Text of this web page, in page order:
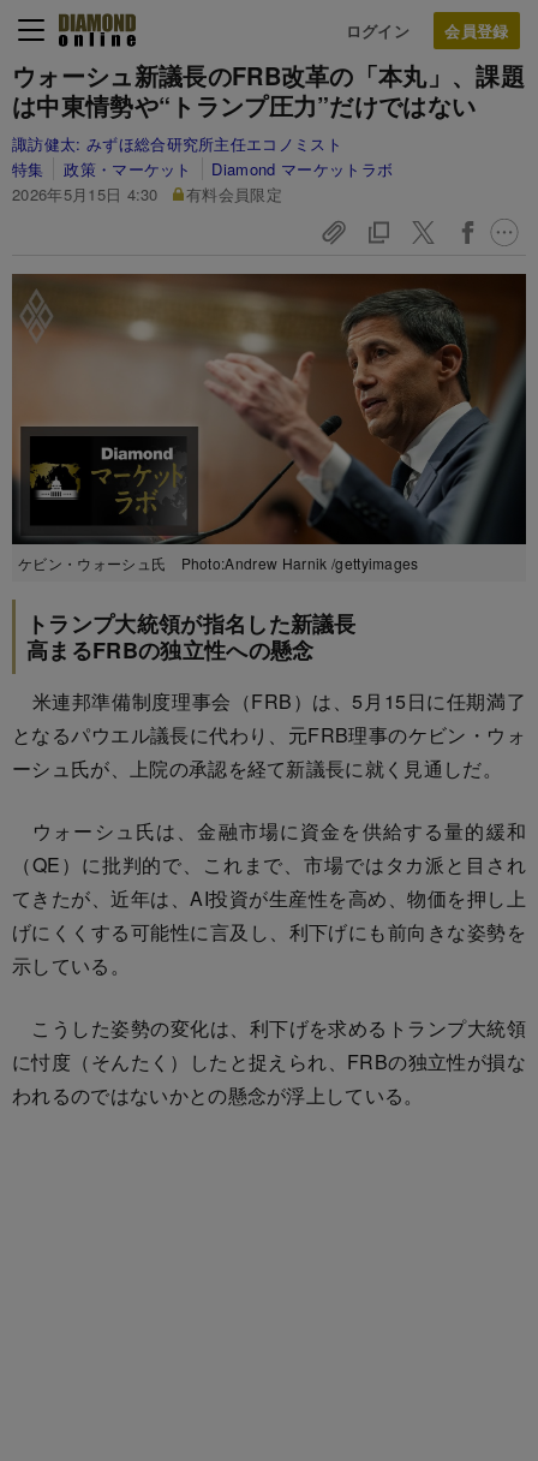
ログイン
ウォーシュ新議長のFRB改革の「本丸」、課題
は中東情勢や“トランプ圧力”だけではない
諏訪健太: みずほ総合研究所主任エコノミスト
特集
政策・マーケット
Diamond マーケットラボ
2026年5月15日 4:30
有料会員限定
ケビン・ウォーシュ氏 Photo:Andrew Harnik /gettyimages
トランプ大統領が指名した新議長
高まるFRBの独立性への懸念
米連邦準備制度理事会（FRB）は、5月15日に任期満了
となるパウエル議長に代わり、元FRB理事のケビン・ウォ
ーシュ氏が、上院の承認を経て新議長に就く見通しだ。
ウォーシュ氏は、金融市場に資金を供給する量的緩和
（QE）に批判的で、これまで、市場ではタカ派と目され
てきたが、近年は、AI投資が生産性を高め、物価を押し上
げにくくする可能性に言及し、利下げにも前向きな姿勢を
示している。
こうした姿勢の変化は、利下げを求めるトランプ大統領
に忖度（そんたく）したと捉えられ、FRBの独立性が損な
われるのではないかとの懸念が浮上している。